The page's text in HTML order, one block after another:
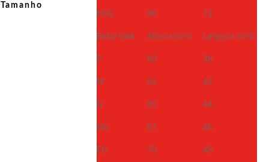
Tamanho
EGG
86
72
Baby look
Altura (cm)
Largura (cm)
P
60
38
M
62
42
G
65
44
GG
67
46
EG
70 48